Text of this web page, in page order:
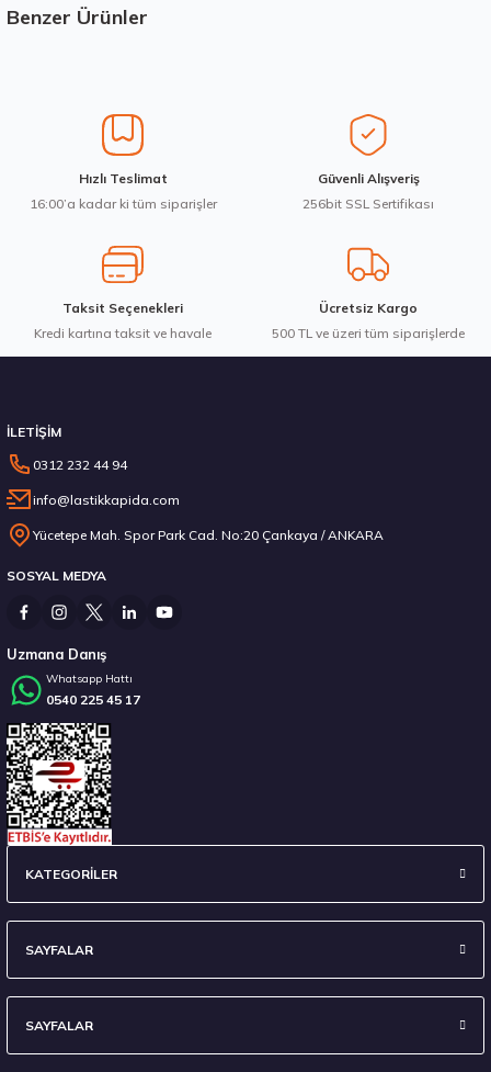
Görüş ve önerileriniz için teşekkür ederiz.
Ürün bilgilerinde hatalar bulunuyor.
Ürün fiyatı diğer sitelerden daha pahalı.
Bu ürüne benzer farklı alternatifler olmalı.
Benzer Ürünler
Waterfall 215/50R17 95W XL Unique UHP Yaz 2026
14.267,00 ₺
Stokta 12 Adet
Hızlı Teslimat
16:00’a kadar ki tüm siparişler
Güvenli Alışveriş
256bit SSL Sertifikası
Taksit Seçenekleri
Kredi kartına taksit ve havale
Ücretsiz Kargo
500 TL ve üzeri tüm siparişlerde
İLETİŞİM
0312 232 44 94
info@lastikkapida.com
Yücetepe Mah. Spor Park Cad. No:20 Çankaya / ANKARA
SOSYAL MEDYA
Uzmana Danış
Whatsapp Hattı
0540 225 45 17
KATEGORİLER
SAYFALAR
SAYFALAR